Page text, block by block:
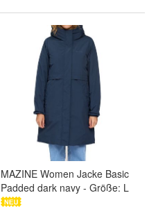
MAZINE Women Jacke Basic
Padded dark navy - Größe: L